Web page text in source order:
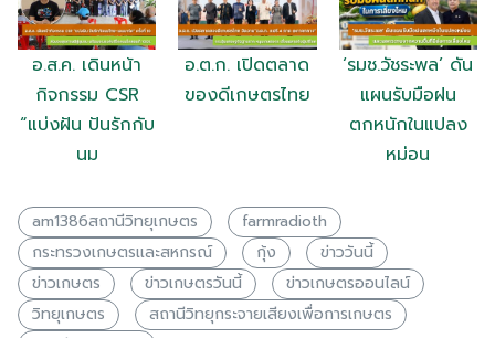
อ.ส.ค. เดินหน้า
กิจกรรม CSR
“แบ่งฝัน ปันรักกับ
นม
อ.ต.ก. เปิดตลาด
ของดีเกษตรไทย
‘รมช.วัชระพล’ ดัน
แผนรับมือฝน
ตกหนักในแปลง
หม่อน
am1386สถานีวิทยุเกษตร
farmradioth
กระทรวงเกษตรเเละสหกรณ์
กุ้ง
ข่าววันนี้
ข่าวเกษตร
ข่าวเกษตรวันนี้
ข่าวเกษตรออนไลน์
วิทยุเกษตร
สถานีวิทยุกระจายเสียงเพื่อการเกษตร